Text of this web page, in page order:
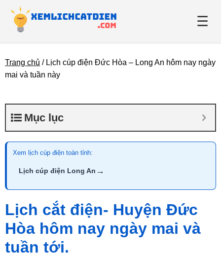
☰
Giới thiệu
Tin tức
Trang chủ / Lịch cúp điện Đức Hòa – Long An hôm nay ngày
mai và tuần này
Mục lục
Xem lịch cúp điện toàn tỉnh:
Lịch cúp điện Long An →
Lịch cắt điện- Huyện Đức
Hòa hôm nay ngày mai và
tuần tới.